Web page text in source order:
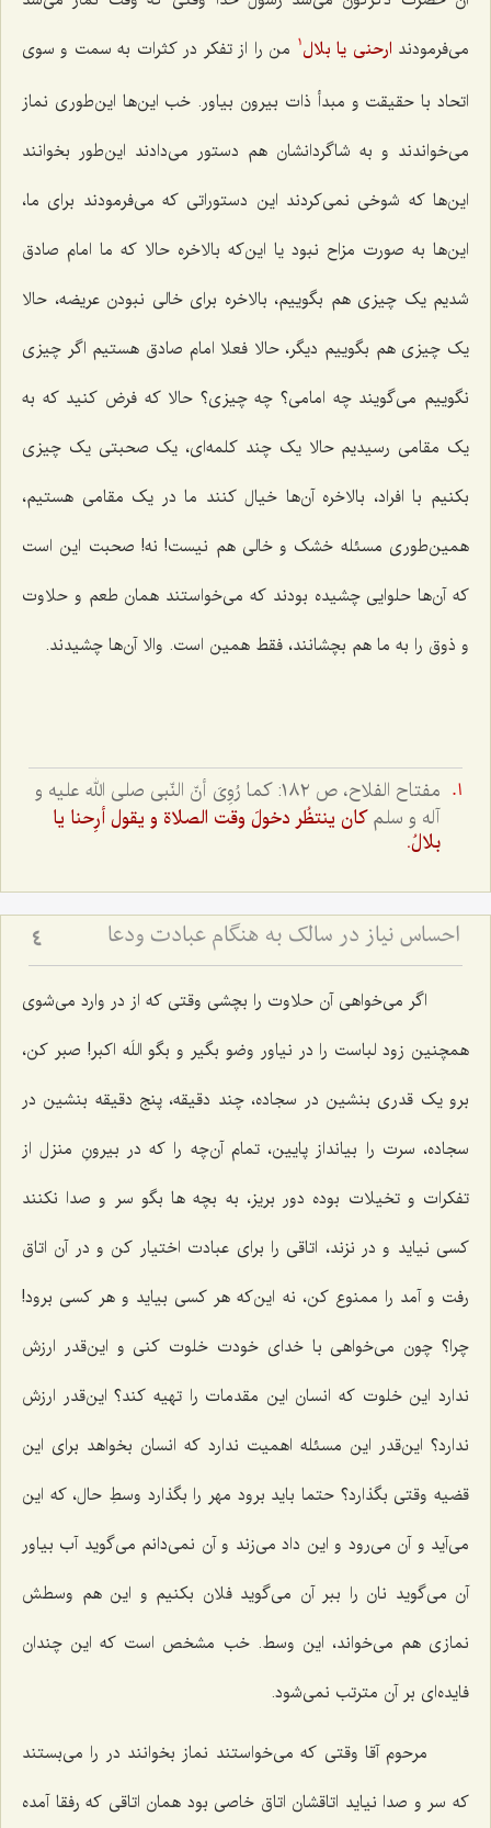
می‌فرمودند ارحنى یا بلال‌ 1
من را از تفکر در کثرات به سمت و سوی
اتحاد با حقیقت و مبدأ ذات بیرون بیاور. خب این‌ها این‌طوری نماز
می‌خواندند و به شاگردانشان هم دستور می‌دادند این‌طور بخوانند
این‌ها که شوخی نمی‌کردند این دستوراتی که می‌فرمودند برای ما،
این‌ها به صورت مزاح نبود یا این‌که بالاخره حالا که ما امام صادق
شدیم یک چیزی هم بگوییم، بالاخره برای خالی نبودن عریضه، حالا
یک چیزی هم بگوییم دیگر، حالا فعلا امام صادق هستیم اگر چیزی
نگوییم می‌گویند چه امامی؟ چه چیزی؟ حالا که فرض کنید که به
یک مقامی رسیدیم حالا یک چند کلمه‌ای، یک صحبتی یک چیزی
بکنیم با افراد، بالاخره آن‌ها خیال کنند ما در یک مقامی هستیم،
همین‌طوری مسئله خشک و خالی هم نیست! نه! صحبت این است
که آن‌ها حلوایی چشیده بودند که می‌خواستند همان طعم و حلاوت
و ذوق را به ما هم بچشانند، فقط همین است. والا آن‌ها چشیدند.
مفتاح الفلاح، ص ١٨٢: كما رُوِىَ أنّ النّبى صلى الله عليه و
آله و سلمكان ينتظُر دخولَ وقت الصلاة و يقول أرِحنا يا
بلالُ.
احساس نیاز در سالک به هنگام عبادت ودعا 4
اگر می‌خواهی آن حلاوت را بچشی وقتی که از در وارد می‌شوی
همچنین زود لباست را در نیاور وضو بگیر و بگو اللَه اکبر! صبر کن،
برو یک قدری بنشین در سجاده، چند دقیقه، پنج دقیقه بنشین در
سجاده، سرت را بیانداز پایین، تمام آن‌چه را که در بیرونِ منزل از
تفکرات و تخیلات بوده دور بریز، به بچه ها بگو سر و صدا نکنند
کسی نیاید و در نزند، اتاقی را برای عبادت اختیار کن و در آن اتاق
رفت و آمد را ممنوع کن، نه این‌که هر کسی بیاید و هر کسی برود!
چرا؟ چون می‌خواهی با خدای خودت خلوت کنی و این‌قدر ارزش
ندارد این خلوت که انسان این‌ مقدمات را تهیه کند؟ این‌قدر ارزش
ندارد؟ این‌قدر این مسئله اهمیت ندارد که انسان بخواهد برای این
قضیه وقتی بگذارد؟ حتما باید برود مهر را بگذارد وسطِ حال، که این
می‌آید و آن می‌رود و این داد می‌زند و آن نمی‌دانم می‌گوید آب بیاور
آن می‌گوید نان را ببر آن می‌گوید فلان بکنیم و این هم وسطش
نمازی هم می‌خواند، این وسط. خب مشخص است که این چندان
فایده‌ای بر آن مترتب نمی‌شود.
مرحوم آقا وقتی که می‌خواستند نماز بخوانند در را می‌بستند
که سر و صدا نیاید اتاقشان اتاق خاصی بود همان اتاقی که رفقا آمده